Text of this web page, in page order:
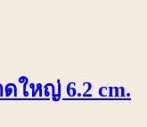
ใหญ่ 6.2 cm.